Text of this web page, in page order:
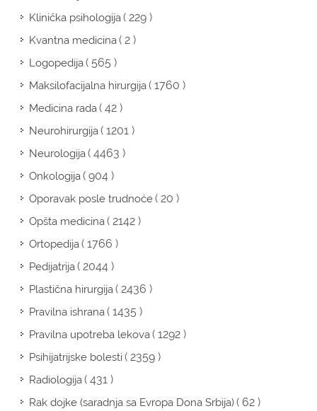
Klinička psihologija( 229 )
Kvantna medicina( 2 )
Logopedija( 565 )
Maksilofacijalna hirurgija( 1760 )
Medicina rada( 42 )
Neurohirurgija( 1201 )
Neurologija( 4463 )
Onkologija( 904 )
Oporavak posle trudnoće( 20 )
Opšta medicina( 2142 )
Ortopedija( 1766 )
Pedijatrija( 2044 )
Plastična hirurgija( 2436 )
Pravilna ishrana( 1435 )
Pravilna upotreba lekova( 1292 )
Psihijatrijske bolesti( 2359 )
Radiologija( 431 )
Rak dojke (saradnja sa Evropa Dona Srbija)( 62 )